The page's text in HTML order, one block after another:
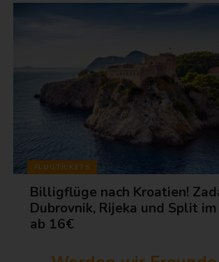
FLUGTICKETS
Billigflüge nach Kroatien!
Dubrovnik, Rijeka und Split
ab 16€